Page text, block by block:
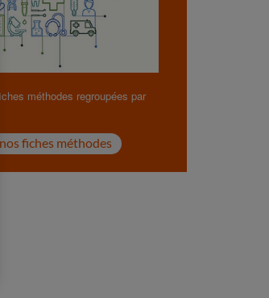
méthodes regroupées par
fiches méthodes